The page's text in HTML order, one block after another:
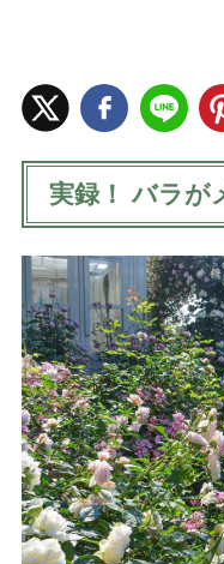
実録！ バラが